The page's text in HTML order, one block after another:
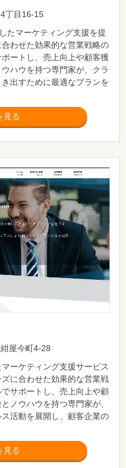
丁目16-15
たマーケティング支援を提
わせた効果的な営業戦略の
ートし、売上向上や顧客獲
ハウを持つ専門家が、クラ
出すために最適なプランを
見る
屋今町4-28
ーケティング支援サービス
に合わせた効果的な営業戦
サポートし、売上向上や顧
ノウハウを持つ専門家が、
活動を展開し、顧客企業の
見る